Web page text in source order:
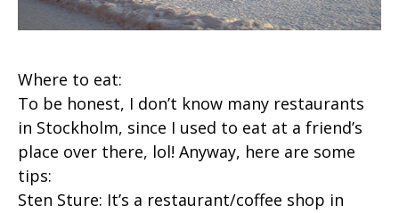
Where to eat:
To be honest, I don’t know many restaurants
in Stockholm, since I used to eat at a friend’s
place over there, lol! Anyway, here are some
tips:
Sten Sture: It’s a restaurant/coffee shop in